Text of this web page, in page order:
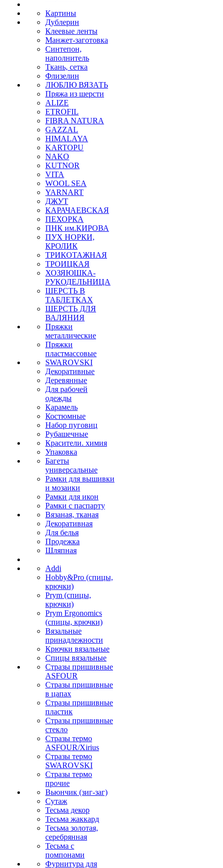
Картины
Дублерин
Клеевые ленты
Манжет-заготовка
Синтепон,
наполнитель
Ткань, сетка
Флизелин
ЛЮБЛЮ ВЯЗАТЬ
Пряжа из шерсти
ALIZE
ETROFIL
FIBRA NATURA
GAZZAL
HIMALAYA
KARTOPU
NAKO
KUTNOR
VITA
WOOL SEA
YARNART
ДЖУТ
КАРАЧАЕВСКАЯ
ПЕХОРКА
ПНК им.КИРОВА
ПУХ НОРКИ,
КРОЛИК
ТРИКОТАЖНАЯ
ТРОИЦКАЯ
ХОЗЯЮШКА-
РУКОДЕЛЬНИЦА
ШЕРСТЬ В
ТАБЛЕТКАХ
ШЕРСТЬ ДЛЯ
ВАЛЯНИЯ
Пряжки
металлические
Пряжки
пластмассовые
SWAROVSKI
Декоративные
Деревянные
Для рабочей
одежды
Карамель
Костюмные
Набор пуговиц
Рубашечные
Красители. химия
Упаковка
Багеты
универсальные
Рамки для вышивки
и мозаики
Рамки для икон
Рамки с паспарту
Вязаная, тканая
Декоративная
Для белья
Продежка
Шляпная
Addi
Hobby&Pro (спицы,
крючки)
Prym (спицы,
крючки)
Prym Ergonomics
(спицы, крючки)
Вязальные
принадлежности
Крючки вязальные
Спицы вязальные
Стразы пришивные
ASFOUR
Стразы пришивные
в цапах
Стразы пришивные
пластик
Стразы пришивные
стекло
Стразы термо
ASFOUR/Xirius
Стразы термо
SWAROVSKI
Стразы термо
прочие
Вьюнчик (зиг-заг)
Сутаж
Тесьма декор
Тесьма жаккард
Тесьма золотая,
серебрянная
Тесьма с
помпонами
Фурнитура для